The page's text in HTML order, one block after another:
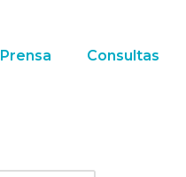
Prensa Consultas